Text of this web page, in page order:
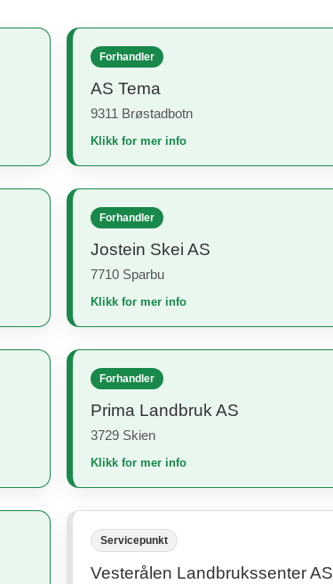
Forhandler
AS Tema
9311 Brøstadbotn
Klikk for mer info
Forhandler
Jostein Skei AS
7710 Sparbu
Klikk for mer info
Forhandler
Prima Landbruk AS
3729 Skien
Klikk for mer info
Servicepunkt
Vesterålen Landbrukssenter AS